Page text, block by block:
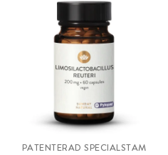
effektiv bindning och
PATENTERAD SPECIALSTAM